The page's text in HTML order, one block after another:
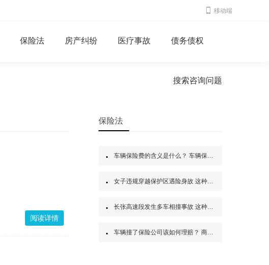
移动端
保险法 房产纠纷 医疗事故 债务债权
搜索咨询问题
阅读详情
保险法
车辆保险费的含义是什么？ 车辆保险费要如何计算？
女子违规穿越保护区遇险身故 这种行为是否要理赔？
长张高速段发生多车相撞事故 这种状况保险如何理赔？
车辆撞了保险公司该如何理赔？ 商业车险的理赔范围是什么？